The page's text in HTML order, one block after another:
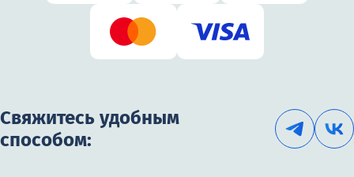
Свяжитесь удобным
способом: